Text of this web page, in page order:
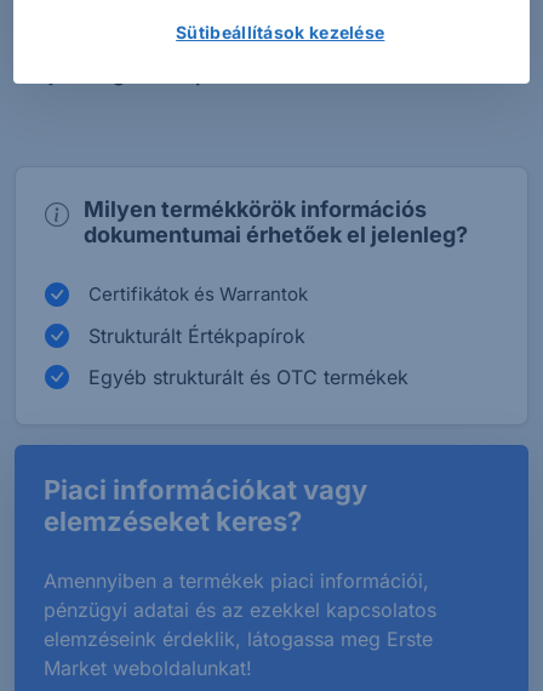
mértékben tájékozottak az adott termék
Milyen termékkörök információs
dokumentumai érhetőek el jelenleg?
Certifikátok és Warrantok
Strukturált Értékpapírok
Egyéb strukturált és OTC termékek
Piaci információkat vagy
elemzéseket keres?
Amennyiben a termékek piaci információi,
pénzügyi adatai és az ezekkel kapcsolatos
elemzéseink érdeklik, látogassa meg Erste
Market weboldalunkat!
Sütibeállítások kezelése